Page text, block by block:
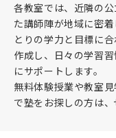
各教室では、近隣の
た講師陣が地域に密
とりの学力と目標に
作成し、日々の学習
にサポートします。
無料体験授業や教室
で塾をお探しの方は